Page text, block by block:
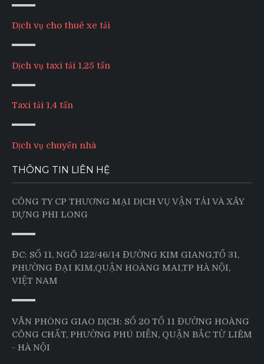
Dịch vụ cho thuê xe tải
Dịch vụ taxi tải 1,25 tấn
Taxi tải 1,4 tấn
Dịch vụ chuyển nhà
THÔNG TIN LIÊN HỆ
CÔNG TY CP THƯƠNG MẠI DỊCH VỤ VẬN TẢI VÀ XÂY
DỰNG PHI LONG
ĐC: SỐ 11, NGÕ 122/46/14 ĐƯỜNG KIM GIANG,TỔ 31,
PHƯỜNG ĐẠI KIM,QUẬN HOÀNG MAI,TP HÀ NỘI,
VIỆT NAM
VĂN PHÒNG GIAO DỊCH: SỐ 20 TỔ 11 ĐƯỜNG HOÀNG
CÔNG CHẤT, PHƯỜNG PHÚ DIỄN, QUẬN BẮC TỪ LIÊM
- HÀ NỘI